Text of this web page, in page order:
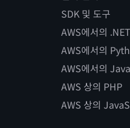
SDK 및 도구
AWS에서의 .NET
AWS에서의
AWS에서의 Java
AWS 상의 PHP
AWS 상의